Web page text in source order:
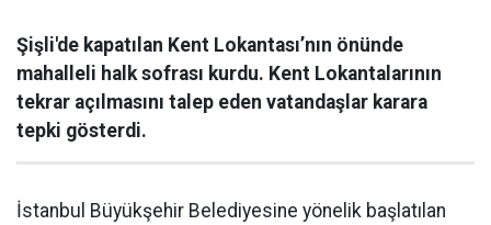
Şişli'de kapatılan Kent Lokantası’nın önünde
mahalleli halk sofrası kurdu. Kent Lokantalarının
tekrar açılmasını talep eden vatandaşlar karara
tepki gösterdi.
İstanbul Büyükşehir Belediyesine yönelik başlatılan